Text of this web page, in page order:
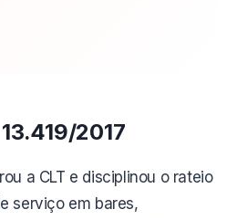
2017
a CLT e disciplinou o rateio
serviço em bares,